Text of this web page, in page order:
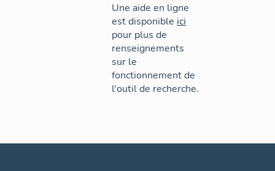
Une aide en ligne
est disponible ici
pour plus de
renseignements
sur le
fonctionnement de
l'outil de recherche.